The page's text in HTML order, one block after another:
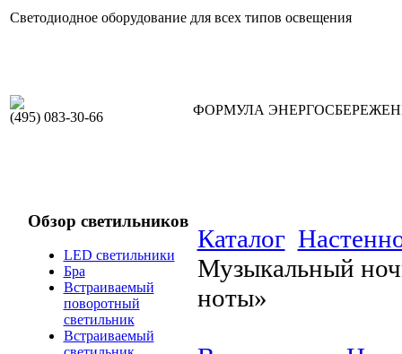
Светодиодное оборудование для всех типов освещения
(495) 083-30-66 ФОРМУЛА
Обзор светильников
LED светильники
Бра
Встраиваемый
поворотный
светильник
Встраиваемый
Каталог
Музыкальный
ноты»